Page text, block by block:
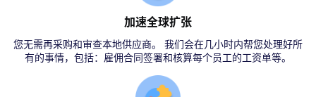
加速全球扩张
您无需再采购和审查本地供应商。 我们会在几小时内帮您处理好所
有的事情，包括：雇佣合同签署和核算每个员工的工资单等。